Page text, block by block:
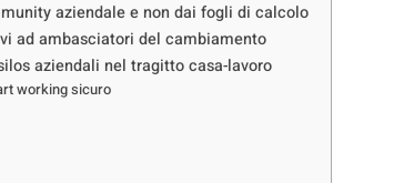
aziendale e non dai fogli di calcolo
ad ambasciatori del cambiamento
aziendali nel tragitto casa-lavoro
working sicuro